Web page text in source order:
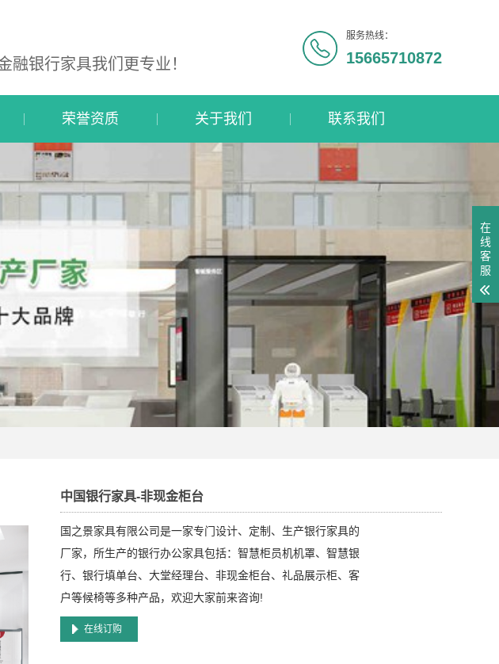
服务热线：
15665710872
融银行家具我们更专业！
荣誉资质 关于我们 联系我们
中国银行家具-非现金柜台
国之景家具有限公司是一家专门设计、定制、生产银行家具的
厂家，所生产的银行办公家具包括：智慧柜员机机罩、智慧银
行、银行填单台、大堂经理台、非现金柜台、礼品展示柜、客
户等候椅等多种产品，欢迎大家前来咨询!
在线订购
在
线
客
服